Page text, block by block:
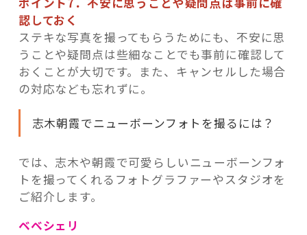
認しておく
ステキな写真を撮ってもらうためにも、不安に思
うことや疑問点は些細なことでも事前に確認して
おくことが大切です。また、キャンセルした場合
の対応なども忘れずに。
志木朝霞でニューボーンフォトを撮るには？
では、志木や朝霞で可愛らしいニューボーンフォ
トを撮ってくれるフォトグラファーやスタジオを
ご紹介します。
ベベシェリ